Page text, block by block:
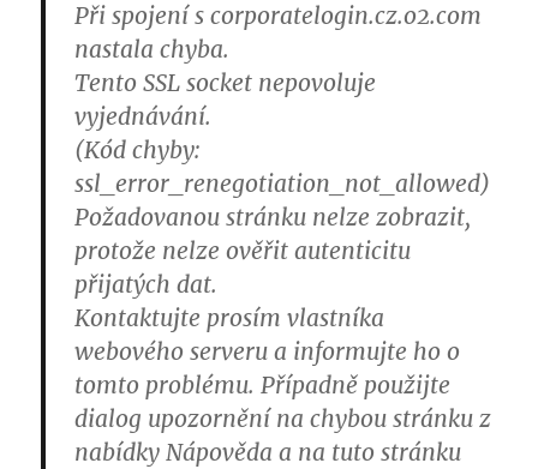
Při spojení s corporatelogin.cz.o2.com
nastala chyba.
Tento SSL socket nepovoluje
vyjednávání.
(Kód chyby:
ssl_error_renegotiation_not_allowed)
Požadovanou stránku nelze zobrazit,
protože nelze ověřit autenticitu
přijatých dat.
Kontaktujte prosím vlastníka
webového serveru a informujte ho o
tomto problému. Případně použijte
dialog upozornění na chybou stránku z
nabídky Nápověda a na tuto stránku